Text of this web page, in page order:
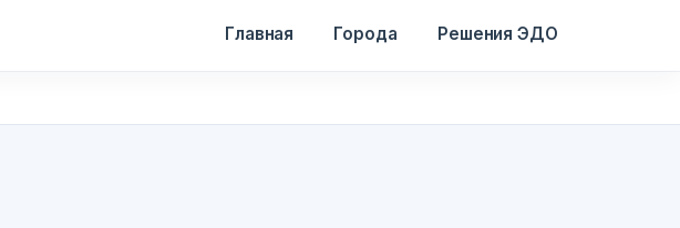
Главная Города Решения ЭДО